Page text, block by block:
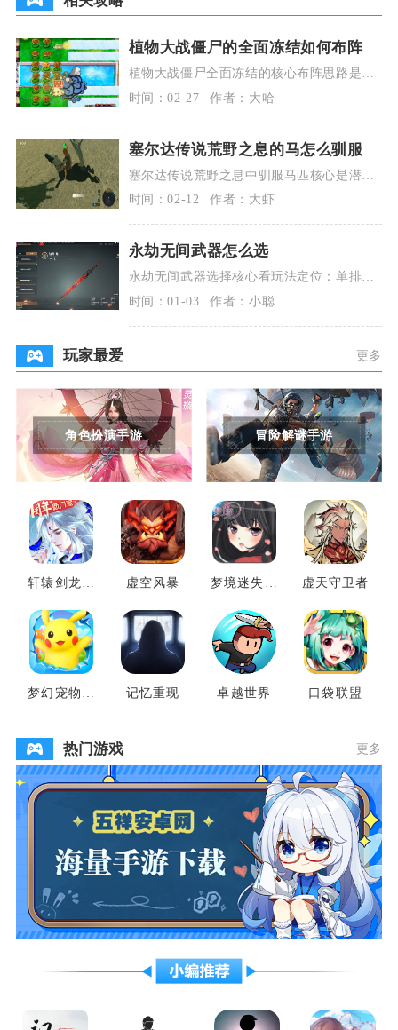
植物大战僵尸的全面冻结如何布阵
植物大战僵尸全面冻结的核心布阵思路是优
先清冰道、稳阳光经济，以地刺系列为陆地
核心防线，火爆
时间：02-27 作者：大哈
塞尔达传说荒野之息的马怎么驯服
塞尔达传说荒野之息中驯服马匹核心是潜行
接近、快速上马、持续安抚并保证耐力充
足，配合食物与药
时间：02-12 作者：大虾
永劫无间武器怎么选
永劫无间武器选择核心看玩法定位：单排优
选太刀、长剑、斩马刀；多排强推双截棍、
裂空剑、火炮；
时间：01-03 作者：小聪
玩家最爱 更多
角色扮演手游 冒险解谜手游
轩辕剑龙舞
虚空风暴
梦境迷失之
虚天守卫者
梦幻宠物联
记忆重现 卓越世界 口袋联盟
热门游戏 更多